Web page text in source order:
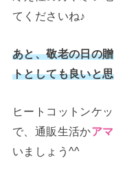
てくださいね♪
あと、敬老の日の
トとしても良いと
ヒートコットンケ
で、通販生活かア
いましょう^^